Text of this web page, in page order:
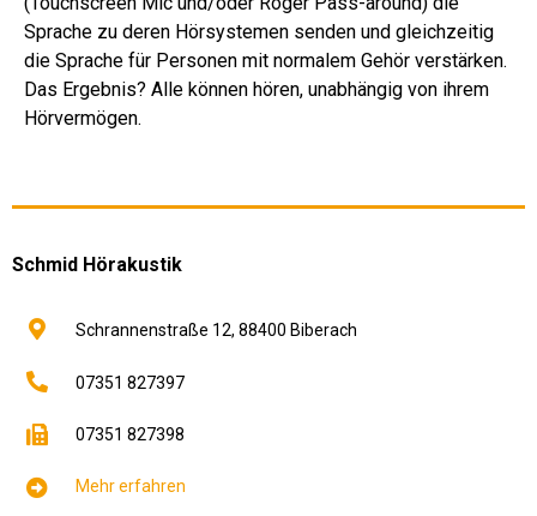
Sprache zu deren Hörsystemen senden und gleichzeitig
die Sprache für Personen mit normalem Gehör verstärken.
Das Ergebnis? Alle können hören, unabhängig von ihrem
Hörvermögen.
Schmid Hörakustik
Schrannenstraße 12, 88400 Biberach
07351 827397
07351 827398
Mehr erfahren